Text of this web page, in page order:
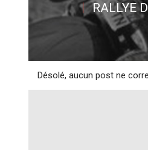
RALLYE
Désolé, aucun post ne